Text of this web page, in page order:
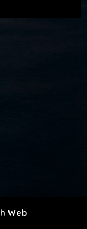
Web